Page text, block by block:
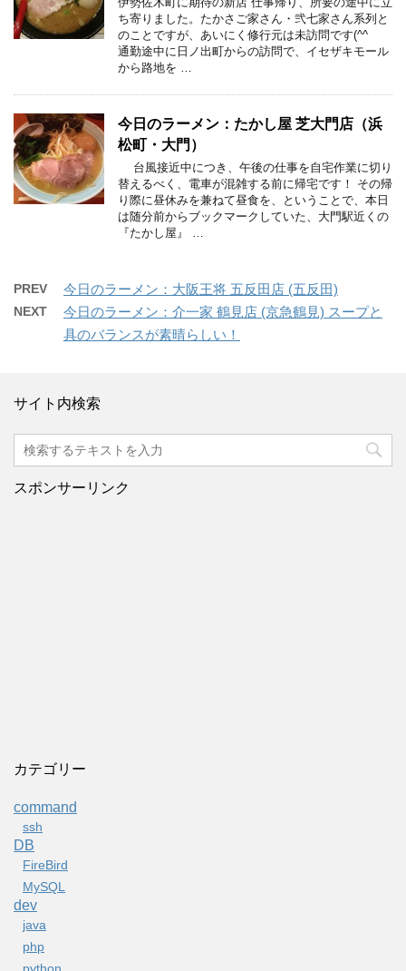
ち寄りました。たかさご家さん・弐七家さん系列と
のことですが、あいにく修行元は未訪問です(^^ゞ
通勤途中に日ノ出町からの訪問で、イセザキモール
から路地を …
今日のラーメン：たかし屋 芝大門店（浜
松町・大門）
台風接近中につき、午後の仕事を自宅作業に切り
替えるべく、電車が混雑する前に帰宅です！ その帰
り際に昼休みを兼ねて昼食を、ということで、本日
は随分前からブックマークしていた、大門駅近くの
『たかし屋』 …
PREV 今日のラーメン：大阪王将 五反田店 (五反田)
NEXT
今日のラーメン：介一家 鶴見店 (京急鶴見) スープと
具のバランスが素晴らしい！
サイト内検索
スポンサーリンク
カテゴリー
command
ssh
DB
FireBird
MySQL
dev
java
php